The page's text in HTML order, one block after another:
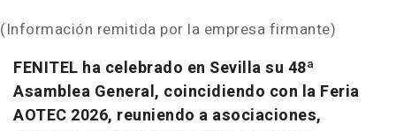
(Información remitida por la empresa firmante)
FENITEL ha celebrado en Sevilla su 48ª
Asamblea General, coincidiendo con la Feria
AOTEC 2026, reuniendo a asociaciones,